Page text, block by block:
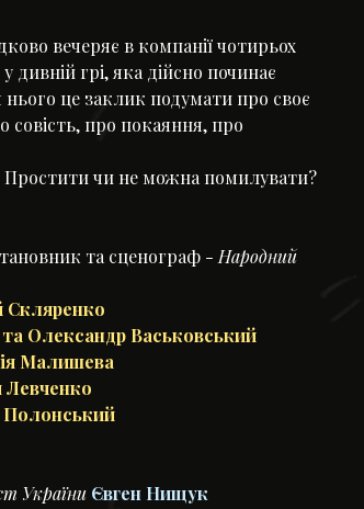
вечеряє в компанії чотирьох
дивній грі, яка дійсно починає
це заклик подумати про своє
совість, про покаяння, про
чи не можна помилувати?
та сценограф -Народний
Скляренко
Олександр Васьковський
Малишева
Левченко
України Євген Нищук